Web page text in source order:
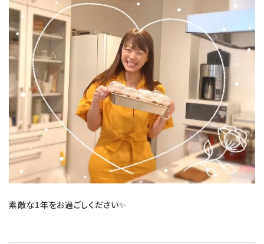
素敵な1年をお過ごしください✨